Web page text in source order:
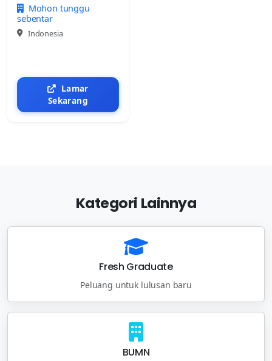
Mohon tunggu
sebentar
Indonesia
Lamar
Sekarang
Kategori Lainnya
Fresh Graduate
Peluang untuk lulusan baru
BUMN